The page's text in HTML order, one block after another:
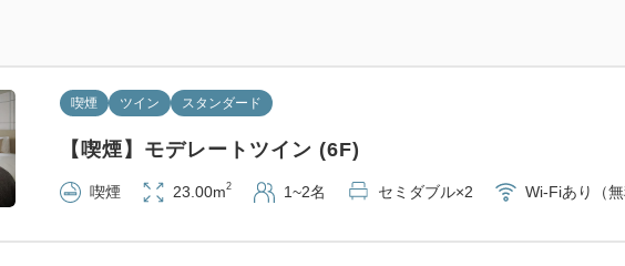
喫煙 ツイン スタンダード
【喫煙】モデレートツイン (6F)
喫煙 23.00m2 1~2名 セミダブル×2 Wi-Fiあり（無